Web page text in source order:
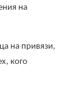
на
на привязи,
кого